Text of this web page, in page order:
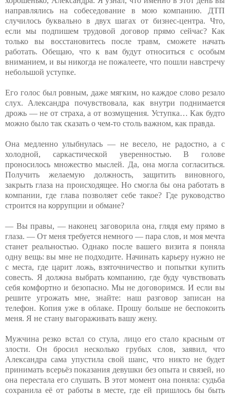
направлялись на собеседование в мою компанию. ДТП
случилось буквально в двух шагах от бизнес-центра. Что,
если мы подпишем трудовой договор прямо сейчас? Как
только вы восстановитесь после травм, сможете начать
работать. Обещаю, что к вам будут относиться с особым
вниманием, и вы никогда не пожалеете, что пошли навстречу
небольшой уступке.
Его голос был ровным, даже мягким, но каждое слово резало
слух. Александра почувствовала, как внутри поднимается
дрожь — не от страха, а от возмущения. Уступка… Как будто
можно было так сказать о чем-то столь важном, как правда.
Она медленно улыбнулась — не весело, не радостно, а с
холодной, саркастической уверенностью. В голове
проносилось множество мыслей. Да, она могла согласиться.
Получить желаемую должность, защитить виновного,
закрыть глаза на происходящее. Но смогла бы она работать в
компании, где глава позволяет себе такое? Где руководство
строится на коррупции и обмане?
— Вы правы, — наконец заговорила она, глядя ему прямо в
глаза. — От меня требуется немного — пара слов, и моя мечта
станет реальностью. Однако после вашего визита я поняла
одну вещь: вы мне не подходите. Начинать карьеру нужно не
с места, где царит ложь, взяточничество и попытки купить
совесть. Я должна выбрать компанию, где буду чувствовать
себя комфортно и безопасно. Мы не договоримся. И если вы
решите угрожать мне, знайте: наш разговор записан на
телефон. Копия уже в облаке. Прошу больше не беспокоить
меня. Я не стану выгораживать вашу жену.
Мужчина резко встал со стула, лицо его стало красным от
злости. Он бросил несколько грубых слов, заявил, что
Александра сама упустила свой шанс, что никто не будет
принимать всерьёз показания девушки без опыта и связей, но
она перестала его слушать. В этот момент она поняла: судьба
сохранила её от работы в месте, где ей пришлось бы быть